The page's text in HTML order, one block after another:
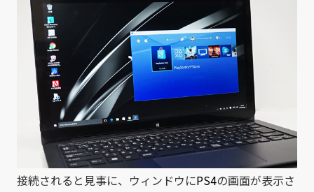
接続されると見事に、ウィンドウにPS4の画面が表示さ